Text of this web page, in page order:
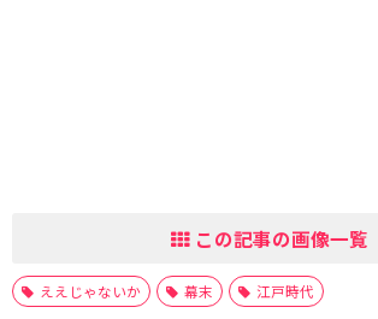
この記事の画像一覧
ええじゃないか 幕末 江戸時代